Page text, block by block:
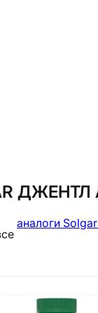
аналоги